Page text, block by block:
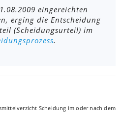
eingereichten
erging die Entscheidung
(Scheidungsurteil) im
.
Scheidung im oder nach dem